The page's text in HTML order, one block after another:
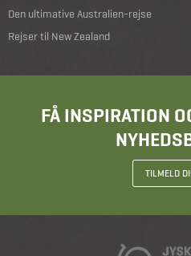
Den ultimative Australien-rejse
Rejser til New Zealand
FÅ INSPIRATION
TILMELD